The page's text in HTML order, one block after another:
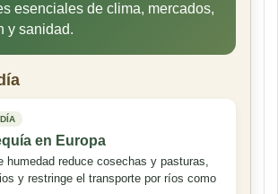
esenciales de clima, mercados,
y sanidad.
en Europa
humedad reduce cosechas y pasturas,
y restringe el transporte por ríos como